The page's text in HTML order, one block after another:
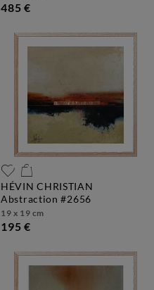
485 €
HÉVIN CHRISTIAN
abstraction #2656
19 x 19 cm
195 €